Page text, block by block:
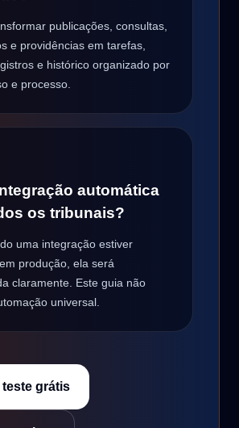
publicações, consultas,
e providências em tarefas,
e histórico organizado por
e processo.
automática
os tribunais?
uma integração estiver
produção, ela será
claramente. Este guia não
universal.
grátis